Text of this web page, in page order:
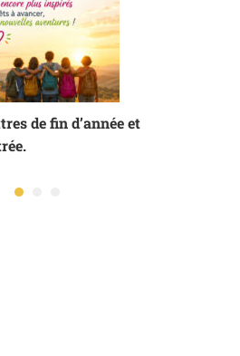
de fin d’année et